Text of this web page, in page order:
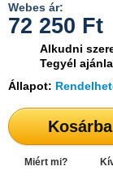
Webes ár:
72 250 Ft
Alkudni
Tegyél
Állapot:
Miért mi?